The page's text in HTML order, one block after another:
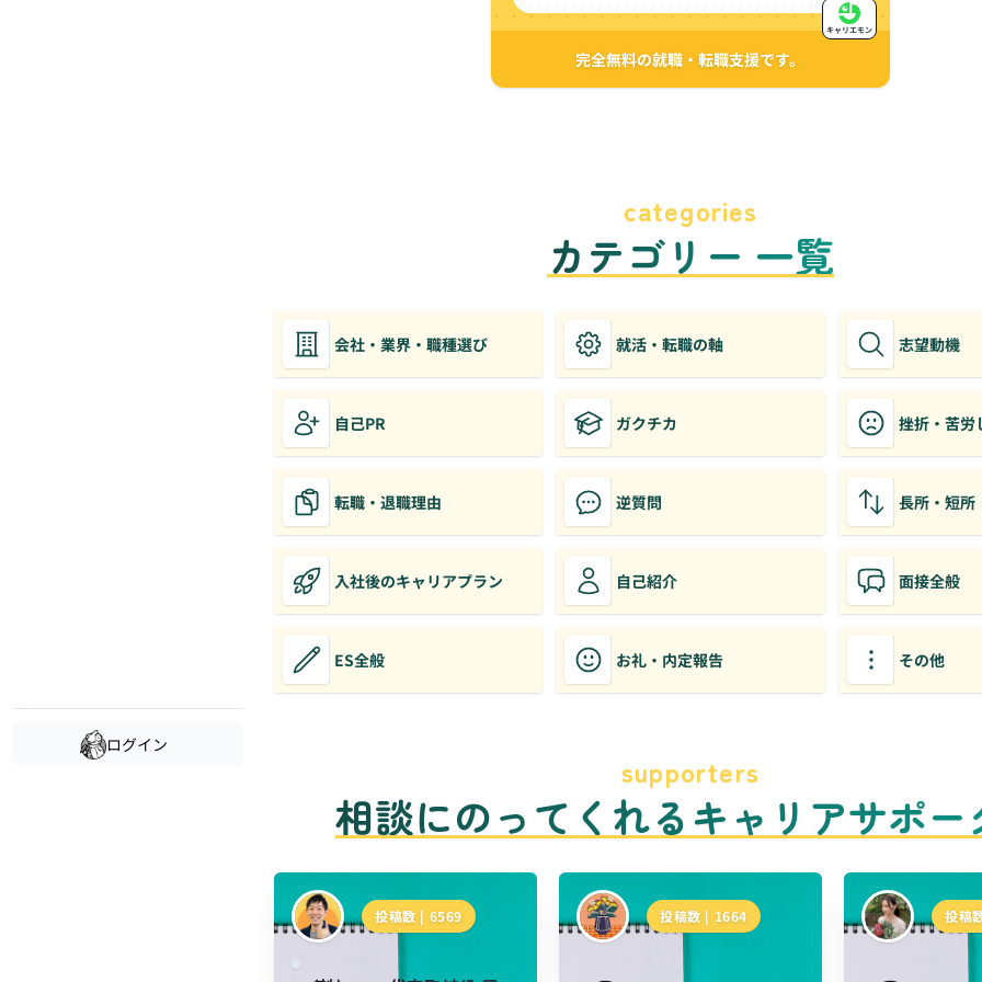
ログイン
完全無料の就職・転職支援です。
キャリエモン
categories
カテゴリー 一覧
会社・業界・職種選び 就活・転職の軸 志望動機
自己PR ガクチカ 挫折・苦労
転職・退職理由 逆質問 長所・短所
入社後のキャリアプラン 自己紹介 面接全般
ES全般 お礼・内定報告 その他
supporters
相談にのってくれるキャリアサポー
投稿数 | 6569 投稿数 | 1664 投稿